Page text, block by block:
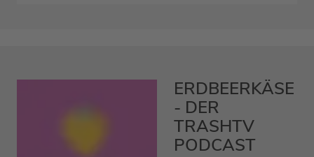
ERDBEERKÄSE
- DER
TRASHTV
PODCAST